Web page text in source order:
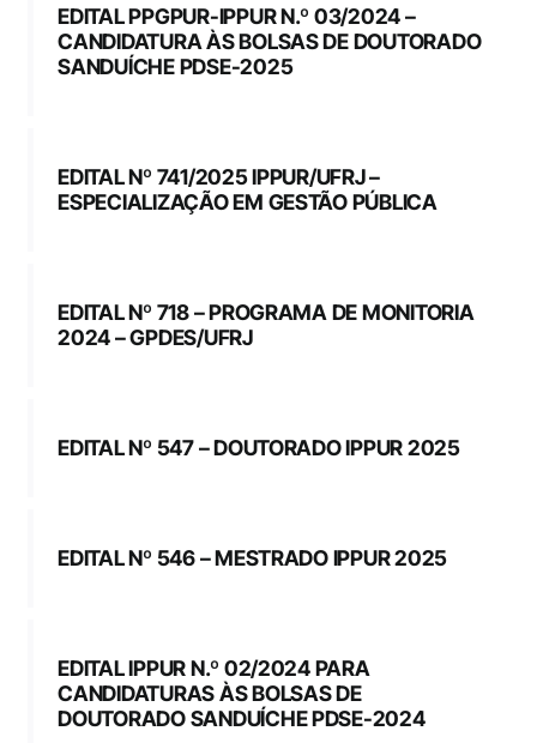
EDITAL PPGPUR-IPPUR N.º 03/2024 –
CANDIDATURA ÀS BOLSAS DE DOUTORADO
SANDUÍCHE PDSE-2025
EDITAL Nº 741/2025 IPPUR/UFRJ –
ESPECIALIZAÇÃO EM GESTÃO PÚBLICA
EDITAL Nº 718 – PROGRAMA DE MONITORIA
2024 – GPDES/UFRJ
EDITAL Nº 547 – DOUTORADO IPPUR 2025
EDITAL Nº 546 – MESTRADO IPPUR 2025
EDITAL IPPUR N.º 02/2024 PARA
CANDIDATURAS ÀS BOLSAS DE
DOUTORADO SANDUÍCHE PDSE-2024